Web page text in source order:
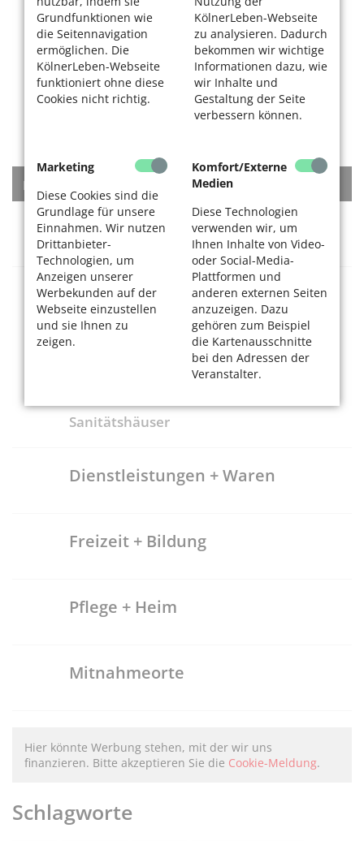
Grundfunktionen wie
die Seitennavigation
ermöglichen. Die
KölnerLeben-Webseite
funktioniert ohne diese
Cookies nicht richtig.
KölnerLeben-Webseite
zu analysieren. Dadurch
bekommen wir wichtige
Informationen dazu, wie
wir Inhalte und
Gestaltung der Seite
verbessern können.
Marketing
Diese Cookies sind die
Grundlage für unsere
Einnahmen. Wir nutzen
Drittanbieter-
Technologien, um
Anzeigen unserer
Werbekunden auf der
Webseite einzustellen
und sie Ihnen zu
zeigen.
Komfort/Externe
Medien
Diese Technologien
verwenden wir, um
Ihnen Inhalte von Video-
oder Social-Media-
Plattformen und
anderen externen Seiten
anzuzeigen. Dazu
gehören zum Beispiel
die Kartenausschnitte
bei den Adressen der
Veranstalter.
KATEGORIEN
Rat + Tat
Gesundheitsversorgung
Krankenhäuser
Sanitätshäuser
Dienstleistungen + Waren
Freizeit + Bildung
Pflege + Heim
Mitnahmeorte
Hier könnte Werbung stehen, mit der wir uns
finanzieren. Bitte akzeptieren Sie die Cookie-Meldung.
Schlagworte